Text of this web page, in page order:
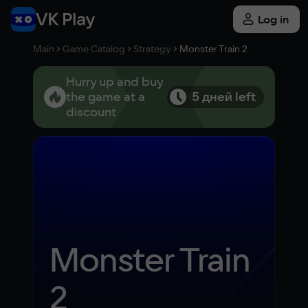
Log in
Main Game Catalog Strategy Monster Train 2
Hurry up and buy
the game at a
discount
5 дней left
Monster Train
2